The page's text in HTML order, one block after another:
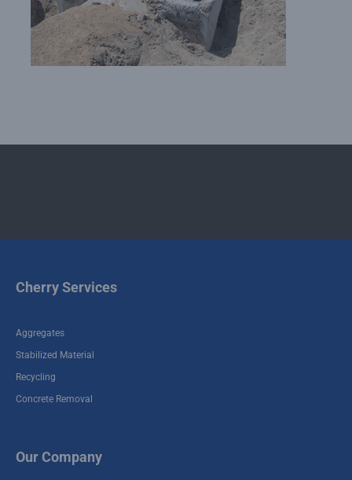
Cherry Services
Aggregates
Stabilized Material
Recycling
Concrete Removal
Our Company